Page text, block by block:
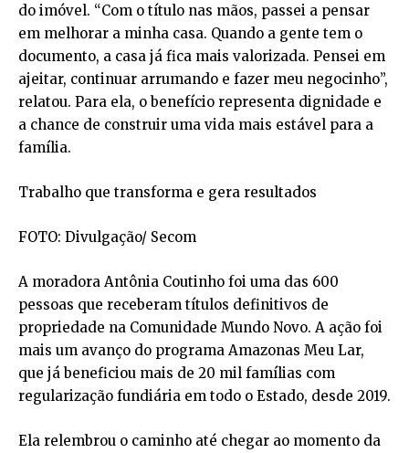
do imóvel. “Com o título nas mãos, passei a pensar
em melhorar a minha casa. Quando a gente tem o
documento, a casa já fica mais valorizada. Pensei em
ajeitar, continuar arrumando e fazer meu negocinho”,
relatou. Para ela, o benefício representa dignidade e
a chance de construir uma vida mais estável para a
família.
Trabalho que transforma e gera resultados
FOTO: Divulgação/ Secom
A moradora Antônia Coutinho foi uma das 600
pessoas que receberam títulos definitivos de
propriedade na Comunidade Mundo Novo. A ação foi
mais um avanço do programa Amazonas Meu Lar,
que já beneficiou mais de 20 mil famílias com
regularização fundiária em todo o Estado, desde 2019.
Ela relembrou o caminho até chegar ao momento da